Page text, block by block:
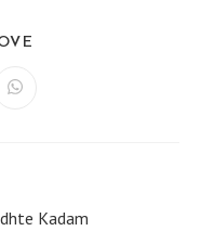
Opens
Kadam